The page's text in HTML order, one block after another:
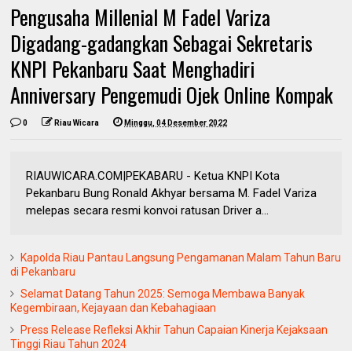
Pengusaha Millenial M Fadel Variza
Digadang-gadangkan Sebagai Sekretaris
KNPI Pekanbaru Saat Menghadiri
Anniversary Pengemudi Ojek Online Kompak
0 Riau Wicara Minggu, 04 Desember 2022
RIAUWICARA.COM|PEKABARU - Ketua KNPI Kota
Pekanbaru Bung Ronald Akhyar bersama M. Fadel Variza
melepas secara resmi konvoi ratusan Driver a...
Kapolda Riau Pantau Langsung Pengamanan Malam Tahun Baru
di Pekanbaru
Selamat Datang Tahun 2025: Semoga Membawa Banyak
Kegembiraan, Kejayaan dan Kebahagiaan
Press Release Refleksi Akhir Tahun Capaian Kinerja Kejaksaan
Tinggi Riau Tahun 2024